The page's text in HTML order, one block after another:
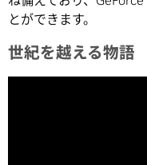
とができます。
世紀を越える物語